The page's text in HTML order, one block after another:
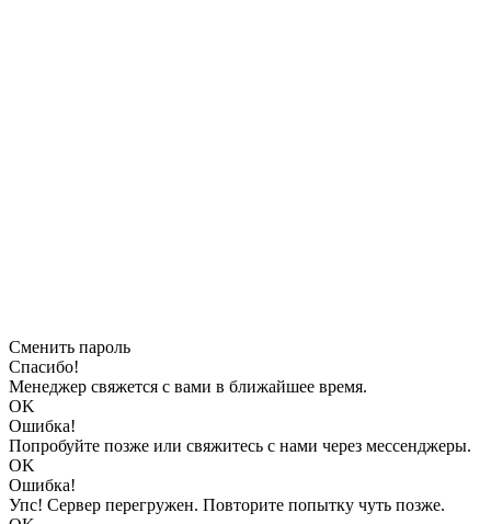
Сменить пароль
Спасибо!
Менеджер свяжется с вами в ближайшее время.
OK
Ошибка!
Попробуйте позже или свяжитесь с нами через мессенджеры.
OK
Ошибка!
Упс! Сервер перегружен. Повторите попытку чуть позже.